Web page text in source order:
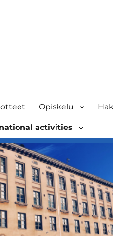
Opiskelu
activities